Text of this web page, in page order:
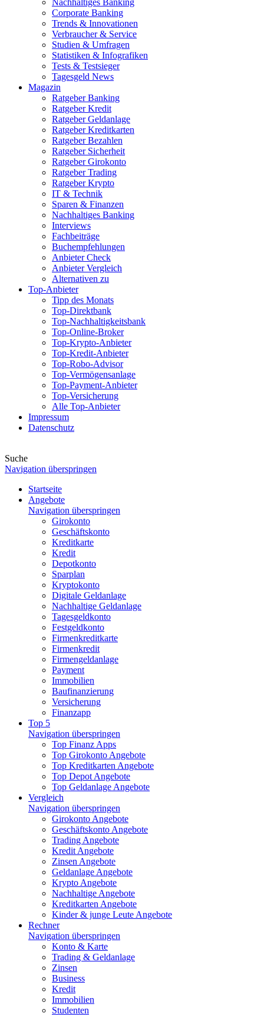
Nachhaltiges Banking
Corporate Banking
Trends & Innovationen
Verbraucher & Service
Studien & Umfragen
Statistiken & Infografiken
Tests & Testsieger
Tagesgeld News
Magazin
Ratgeber Banking
Ratgeber Kredit
Ratgeber Geldanlage
Ratgeber Kreditkarten
Ratgeber Bezahlen
Ratgeber Sicherheit
Ratgeber Girokonto
Ratgeber Trading
Ratgeber Krypto
IT & Technik
Sparen & Finanzen
Nachhaltiges Banking
Interviews
Fachbeiträge
Buchempfehlungen
Anbieter Check
Anbieter Vergleich
Alternativen zu
Top-Anbieter
Tipp des Monats
Top-Direktbank
Top-Nachhaltigkeitsbank
Top-Online-Broker
Top-Krypto-Anbieter
Top-Kredit-Anbieter
Top-Robo-Advisor
Top-Vermögensanlage
Top-Payment-Anbieter
Top-Versicherung
Alle Top-Anbieter
Impressum
Datenschutz
Suche
Navigation überspringen
Startseite
Angebote
Navigation überspringen
Girokonto
Geschäftskonto
Kreditkarte
Kredit
Depotkonto
Sparplan
Kryptokonto
Digitale Geldanlage
Nachhaltige Geldanlage
Tagesgeldkonto
Festgeldkonto
Firmenkreditkarte
Firmenkredit
Firmengeldanlage
Payment
Immobilien
Baufinanzierung
Versicherung
Finanzapp
Top 5
Navigation überspringen
Top Finanz Apps
Top Girokonto Angebote
Top Kreditkarten Angebote
Top Depot Angebote
Top Geldanlage Angebote
Vergleich
Navigation überspringen
Girokonto Angebote
Geschäftskonto Angebote
Trading Angebote
Kredit Angebote
Zinsen Angebote
Geldanlage Angebote
Krypto Angebote
Nachhaltige Angebote
Kreditkarten Angebote
Kinder & junge Leute Angebote
Rechner
Navigation überspringen
Konto & Karte
Trading & Geldanlage
Zinsen
Business
Kredit
Immobilien
Studenten